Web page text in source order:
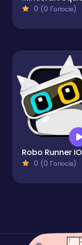
0 (0 Голосів)
Robo Runner IO
0 (0 Голосів)